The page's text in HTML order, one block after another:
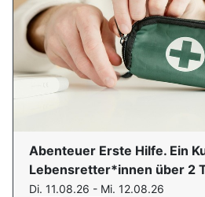
Abenteuer Erste Hilfe. Ein
Lebensretter*innen über 2
Di. 11.08.26 - Mi. 12.08.26